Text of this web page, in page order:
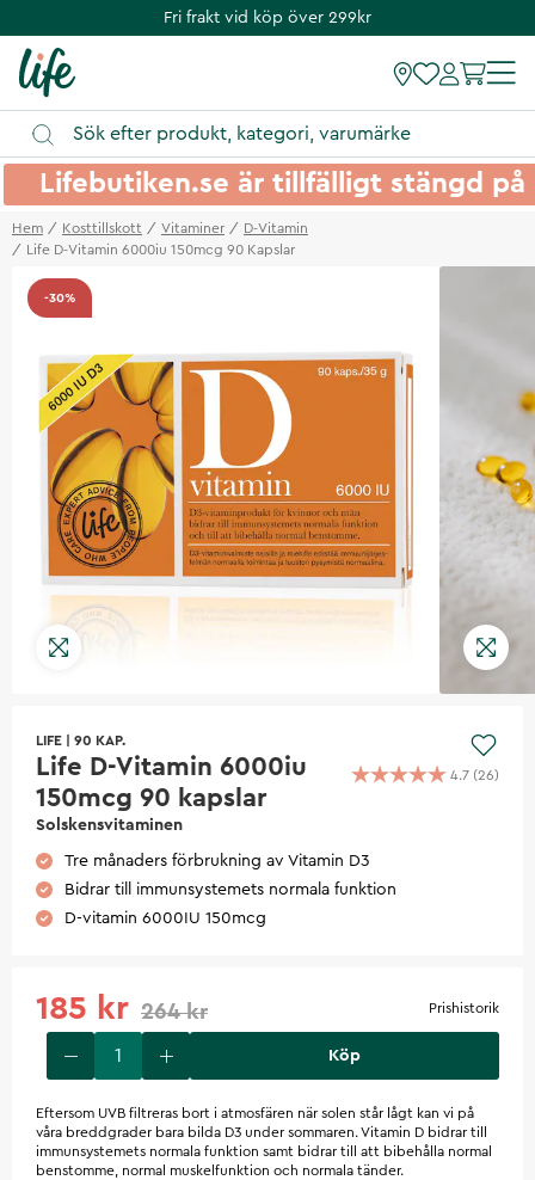
Fri frakt vid köp över 299kr
Lifebutiken.se är tillfälligt stängd
Hem Kosttillskott Vitaminer
D-Vitamin
Life D-Vitamin 6000iu 150mcg 90 Kapslar
-30%
LIFE 90 KAP.
Life D-Vitamin 6000iu
150mcg 90 kapslar
Solskensvitaminen
4.7 (26)
Tre månaders förbrukning av Vitamin D3
Bidrar till immunsystemets normala funktion
D-vitamin 6000IU 150mcg
185 kr 264 kr Prishistorik
Köp
Eftersom UVB filtreras bort i atmosfären när solen står lågt kan vi på
våra breddgrader bara bilda D3 under sommaren. Vitamin D bidrar till
immunsystemets normala funktion samt bidrar till att bibehålla normal
benstomme, normal muskelfunktion och normala tänder.